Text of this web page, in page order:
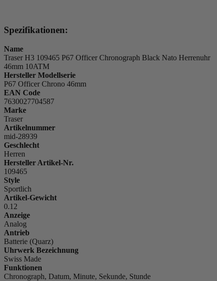
Spezifikationen:
Name
Traser H3 109465 P67 Officer Chronograph Black Nato Herrenuhr
46mm 10ATM
Hersteller Modellserie
P67 Officer Chrono 46mm
EAN Code
7630027704587
Marke
Traser
Artikelnummer
mid-28939
Geschlecht
Herren
Hersteller Artikel-Nr.
109465
Style
Sportlich
Artikel-Gewicht
0.12
Anzeige
Analog
Antrieb
Batterie (Quarz)
Uhrwerk Bezeichnung
Swiss Made
Funktionen
Chronograph, Datum, Minute, Sekunde, Stunde